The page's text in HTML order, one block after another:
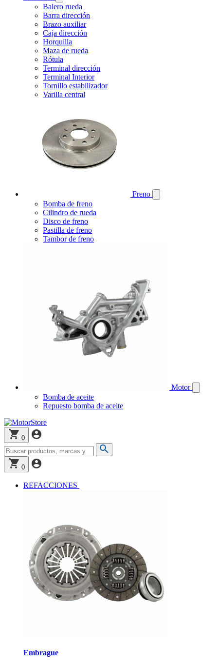
Balero rueda
Barra dirección
Brazo auxiliar
Caja dirección
Horquilla
Maza de rueda
Rótula
Terminal dirección
Terminal Interior
Tornillo estabilizador
Varilla central
Freno
Bomba de freno
Cilindro de rueda
Disco de freno
Pastilla de freno
Tambor de freno
Motor
Bomba de aceite
Repuesto bomba de aceite
0
0
REFACCIONES
Embrague